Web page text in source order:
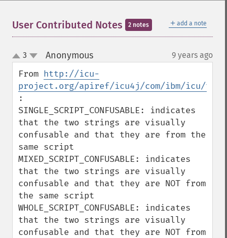
＋ add a note
User Contributed Notes 2 notes
up
down
3 Anonymous¶ 9 years ago
From http://icu-
project.org/apiref/icu4j/com/ibm/icu/text/
:
SINGLE_SCRIPT_CONFUSABLE: indicates
that the two strings are visually
confusable and that they are from the
same script
MIXED_SCRIPT_CONFUSABLE: indicates
that the two strings are visually
confusable and that they are NOT from
the same script
WHOLE_SCRIPT_CONFUSABLE: indicates
that the two strings are visually
confusable and that they are NOT from